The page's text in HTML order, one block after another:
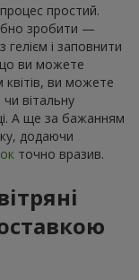
простий.
зробити —
гелієм і заповнити
ви можете
квітів, ви можете
чи вітальну
А ще за бажанням
додаючи
точно вразив.